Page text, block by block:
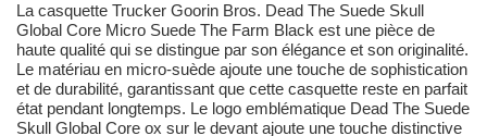
La casquette Trucker Goorin Bros. Dead The Suede Skull
Global Core Micro Suede The Farm Black est une pièce de
haute qualité qui se distingue par son élégance et son originalité.
Le matériau en micro-suède ajoute une touche de sophistication
et de durabilité, garantissant que cette casquette reste en parfait
état pendant longtemps. Le logo emblématique Dead The Suede
Skull Global Core ox sur le devant ajoute une touche distinctive